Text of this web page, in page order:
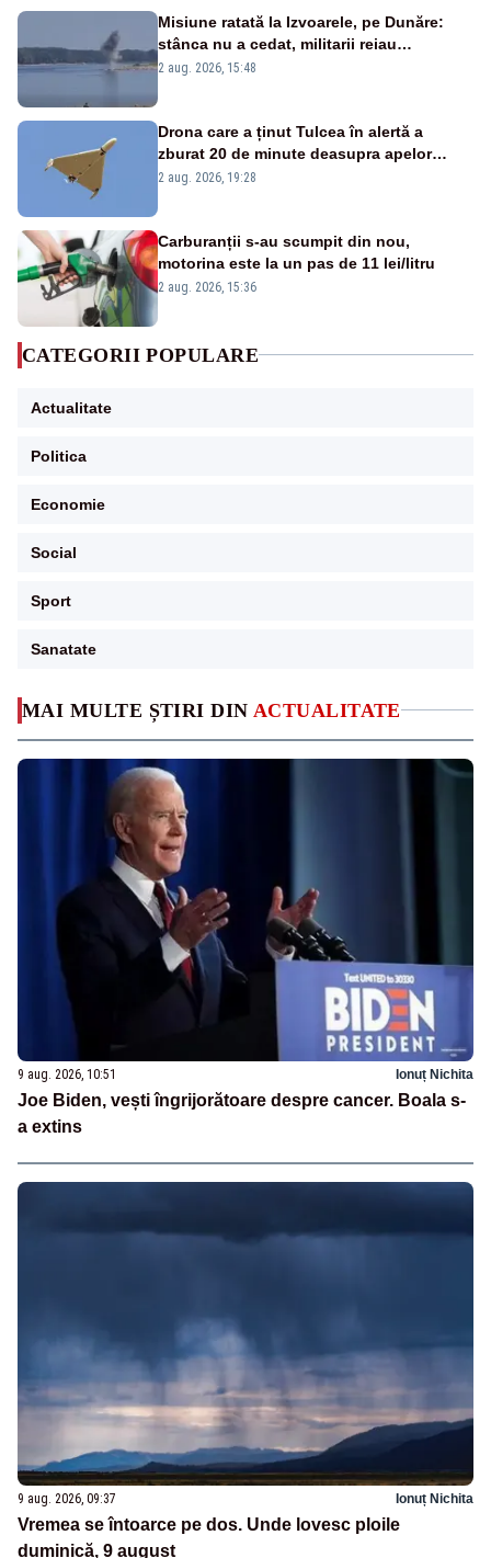
MAI MULTE ȘTIRI DIN ACTUALITATE
9 aug. 2026, 10:51 Ionuț Nichita
Joe Biden, vești îngrijorătoare despre cancer. Boala s-
a extins
9 aug. 2026, 09:37 Ionuț Nichita
Vremea se întoarce pe dos. Unde lovesc ploile
duminică, 9 august
Misiune ratată la Izvoarele, pe Dunăre:
stânca nu a cedat, militarii reiau
detonările luni – VIDEO
2 aug. 2026, 15:48
Drona care a ținut Tulcea în alertă a
zburat 20 de minute deasupra apelor
României. Au fost ridicate două F-16
2 aug. 2026, 19:28
Carburanții s-au scumpit din nou,
motorina este la un pas de 11 lei/litru
2 aug. 2026, 15:36
CATEGORII POPULARE
Actualitate
Politica
Economie
Social
Sport
Sanatate